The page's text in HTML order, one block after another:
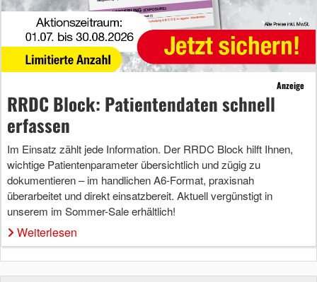
Anzeige
RRDC Block: Patientendaten schnell
erfassen
Im Einsatz zählt jede Information. Der RRDC Block hilft Ihnen,
wichtige Patientenparameter übersichtlich und zügig zu
dokumentieren – im handlichen A6-Format, praxisnah
überarbeitet und direkt einsatzbereit. Aktuell vergünstigt in
unserem im Sommer-Sale erhältlich!
Weiterlesen